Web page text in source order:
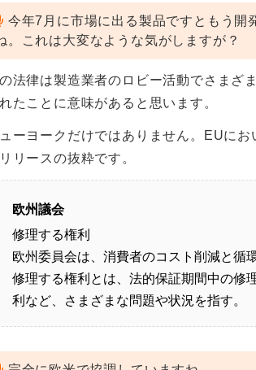
今年7月に市場に出る製品ですともう開
。これは大変なような気がしますが？
法律は製造業者のロビー活動でさまざ
たことに意味があると思います。
ーヨークだけではありません。EUに
リースの抜粋です。
欧州議会
修理する権利
欧州委員会は、消費者のコスト削減と循
修理する権利とは、法的保証期間中の修
利など、さまざまな問題や状況を指す。